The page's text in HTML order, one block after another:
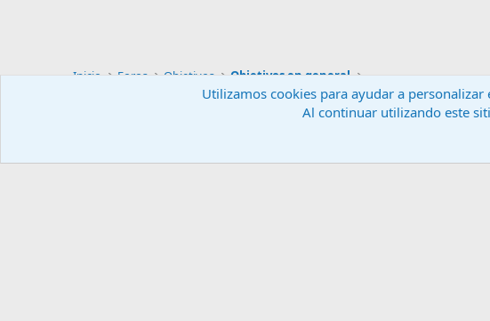
Inicio Foros Objetivos Objetivos en general
Utilizamos cookies para ayudar a
Al continuar utilizando este